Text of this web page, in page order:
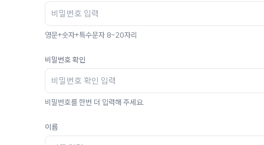
영문+숫자+특수문자 8~20자리
비밀번호 확인
비밀번호를 한번 더 입력해 주세요.
이름